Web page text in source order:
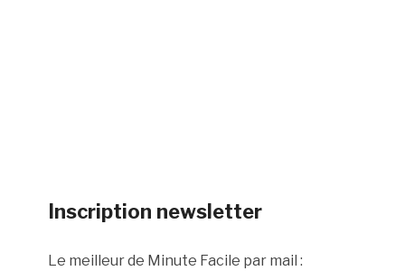
Inscription newsletter
Le meilleur de Minute Facile par mail :